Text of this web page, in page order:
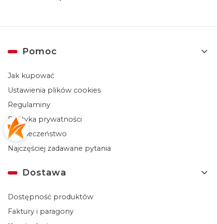
Linki w stopce
Pomoc
Jak kupować
Ustawienia plików cookies
Regulaminy
Polityka prywatności
Bezpieczeństwo
Najczęściej zadawane pytania
Dostawa
Dostępność produktów
Faktury i paragony